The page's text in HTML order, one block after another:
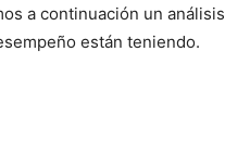
a continuación un análisis
están teniendo.